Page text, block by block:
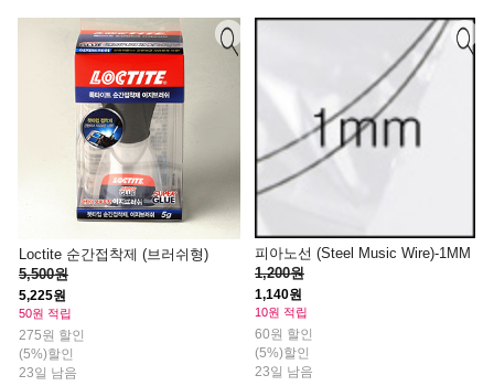
Loctite 순간접착제 (브러쉬형)
5,500원
5,225원
50원 적립
275원 할인
(5%)할인
23일 남음
피아노선 (Steel Music Wire)-1MM
1,200원
1,140원
10원 적립
60원 할인
(5%)할인
23일 남음